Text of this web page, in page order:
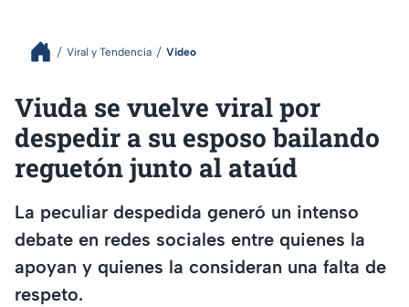
Viral y Tendencia Video
Viuda se vuelve viral por
despedir a su esposo bailando
reguetón junto al ataúd
La peculiar despedida generó un intenso
debate en redes sociales entre quienes la
apoyan y quienes la consideran una falta de
respeto.